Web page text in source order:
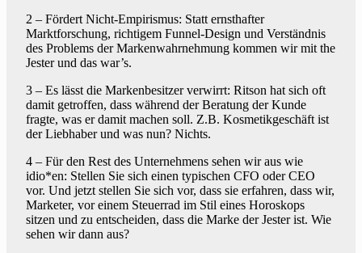
2 – Fördert Nicht-Empirismus: Statt ernsthafter
Marktforschung, richtigem Funnel-Design und Verständnis
des Problems der Markenwahrnehmung kommen wir mit the
Jester und das war’s.
3 – Es lässt die Markenbesitzer verwirrt: Ritson hat sich oft
damit getroffen, dass während der Beratung der Kunde
fragte, was er damit machen soll. Z.B. Kosmetikgeschäft ist
der Liebhaber und was nun? Nichts.
4 – Für den Rest des Unternehmens sehen wir aus wie
idio*en: Stellen Sie sich einen typischen CFO oder CEO
vor. Und jetzt stellen Sie sich vor, dass sie erfahren, dass wir,
Marketer, vor einem Steuerrad im Stil eines Horoskops
sitzen und zu entscheiden, dass die Marke der Jester ist. Wie
sehen wir dann aus?